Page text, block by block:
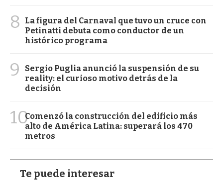
8
La figura del Carnaval que tuvo un cruce con
Petinatti debuta como conductor de un
histórico programa
9
Sergio Puglia anunció la suspensión de su
reality: el curioso motivo detrás de la
decisión
10Comenzó la construcción del edificio más
alto de América Latina: superará los 470
metros
Te puede interesar